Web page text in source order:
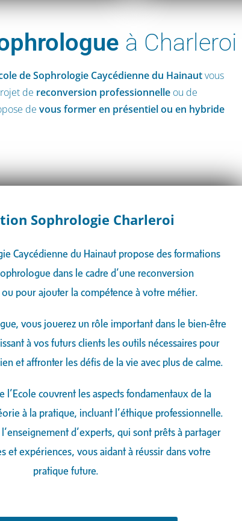
à Charleroi
de Sophrologie Caycédiennedu Hainautvous
de reconversion professionnelle ou de
devous former en présentiel ou en hybride
Sophrologie Charleroi
Caycédienne du Hainaut propose des formations
dans le cadre d’une reconversion
pour ajouter la compétence à votre métier.
vous jouerez un rôle important dans le bien-être
à vos futurs clients les outils nécessaires pour
et affronter les défis de la vie avec plus de calme.
l’Ecole couvrent les aspects fondamentaux de la
à la pratique, incluant l’éthique professionnelle.
d’experts, qui sont prêts à partager
et expériences, vous aidant à réussir dans votre
pratique future.